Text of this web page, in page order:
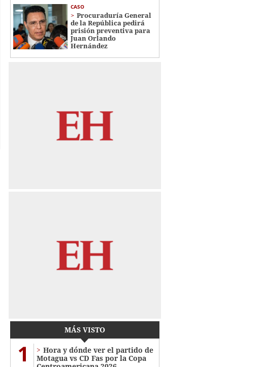
CASO
Procuraduría General
de la República pedirá
prisión preventiva para
Juan Orlando
Hernández
MÁS VISTO
1
Hora y dónde ver el partido de
Motagua vs CD Fas por la Copa